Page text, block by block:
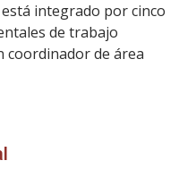
integrado por cinco
de trabajo
coordinador de área